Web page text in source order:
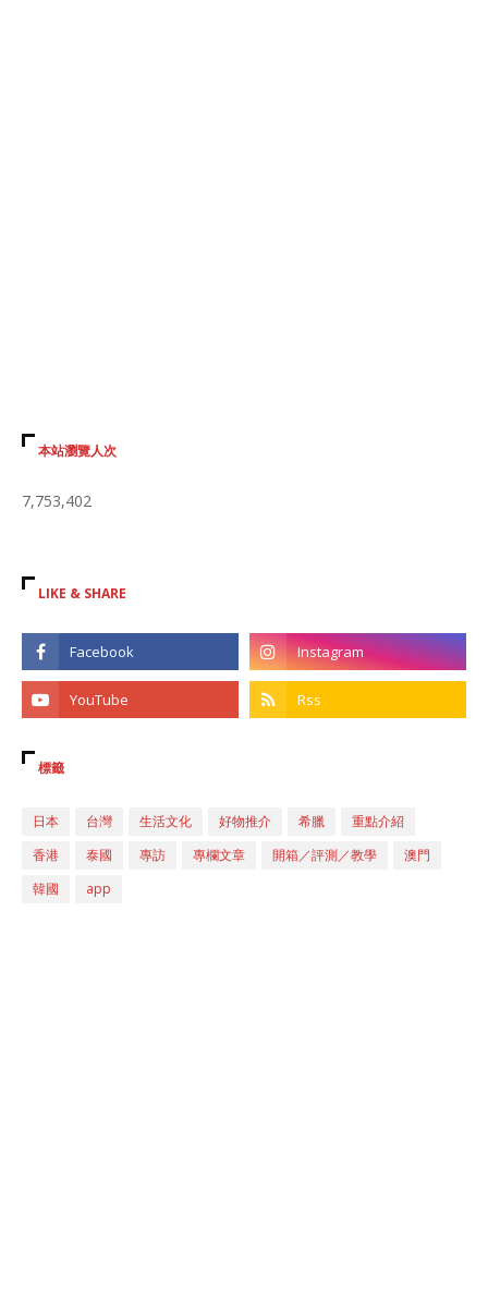
本站瀏覽人次
7,753,402
LIKE & SHARE
標籤
日本 台灣 生活文化 好物推介 希臘
重點介紹
香港
泰國 專訪 專欄文章 開箱／評測／教學
澳門
韓國
app